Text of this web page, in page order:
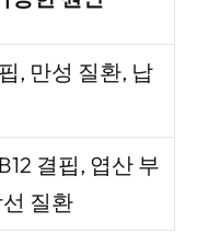
, 만성 질환, 납
결핍, 엽산 부
질환